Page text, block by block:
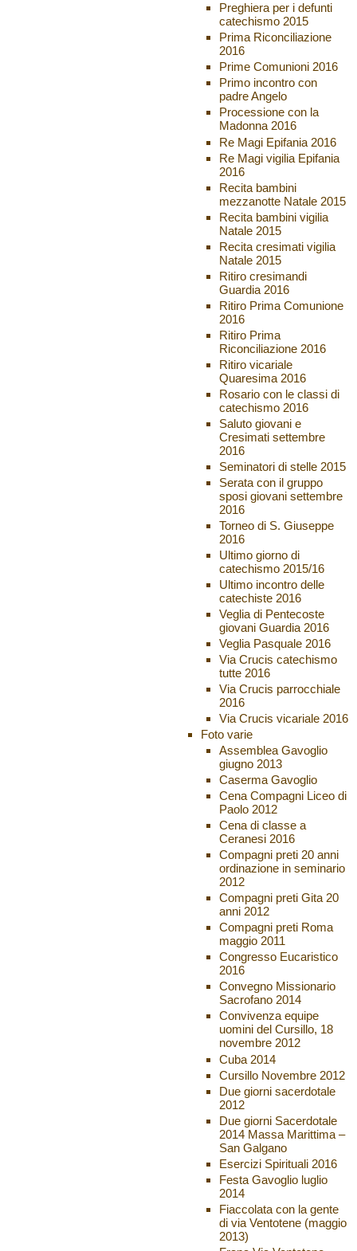
Preghiera per i defunti
catechismo 2015
Prima Riconciliazione
2016
Prime Comunioni 2016
Primo incontro con
padre Angelo
Processione con la
Madonna 2016
Re Magi Epifania 2016
Re Magi vigilia Epifania
2016
Recita bambini
mezzanotte Natale 2015
Recita bambini vigilia
Natale 2015
Recita cresimati vigilia
Natale 2015
Ritiro cresimandi
Guardia 2016
Ritiro Prima Comunione
2016
Ritiro Prima
Riconciliazione 2016
Ritiro vicariale
Quaresima 2016
Rosario con le classi di
catechismo 2016
Saluto giovani e
Cresimati settembre
2016
Seminatori di stelle 2015
Serata con il gruppo
sposi giovani settembre
2016
Torneo di S. Giuseppe
2016
Ultimo giorno di
catechismo 2015/16
Ultimo incontro delle
catechiste 2016
Veglia di Pentecoste
giovani Guardia 2016
Veglia Pasquale 2016
Via Crucis catechismo
tutte 2016
Via Crucis parrocchiale
2016
Via Crucis vicariale 2016
Foto varie
Assemblea Gavoglio
giugno 2013
Caserma Gavoglio
Cena Compagni Liceo di
Paolo 2012
Cena di classe a
Ceranesi 2016
Compagni preti 20 anni
ordinazione in seminario
2012
Compagni preti Gita 20
anni 2012
Compagni preti Roma
maggio 2011
Congresso Eucaristico
2016
Convegno Missionario
Sacrofano 2014
Convivenza equipe
uomini del Cursillo, 18
novembre 2012
Cuba 2014
Cursillo Novembre 2012
Due giorni sacerdotale
2012
Due giorni Sacerdotale
2014 Massa Marittima –
San Galgano
Esercizi Spirituali 2016
Festa Gavoglio luglio
2014
Fiaccolata con la gente
di via Ventotene (maggio
2013)